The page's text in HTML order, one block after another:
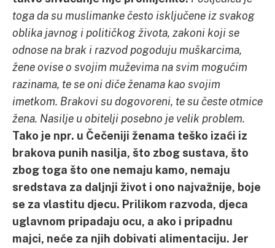
toga da su muslimanke često isključene iz svakog
oblika javnog i političkog života, zakoni koji se
odnose na brak i razvod pogoduju muškarcima,
žene ovise o svojim muževima na svim mogućim
razinama, te se oni diče ženama kao svojim
imetkom. Brakovi su dogovoreni, te su česte otmice
žena. Nasilje u obitelji posebno je velik problem.
Tako je npr. u Čečeniji ženama teško izaći iz
brakova punih nasilja, što zbog sustava, što
zbog toga što one nemaju kamo, nemaju
sredstava za daljnji život i ono najvažnije, boje
se za vlastitu djecu. Prilikom razvoda, djeca
uglavnom pripadaju ocu, a ako i pripadnu
majci, neće za njih dobivati alimentaciju. Jer